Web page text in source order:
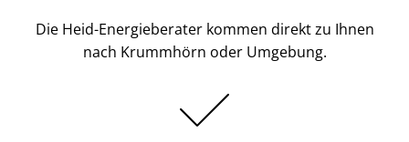
Die Heid-Energieberater kommen direkt zu Ihnen
nach Krummhörn oder Umgebung.